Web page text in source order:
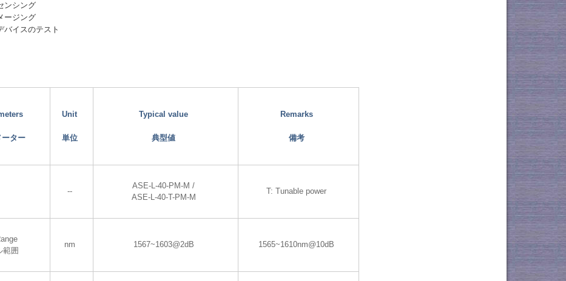
ンシング
ージング
バイスのテスト
ーター
Unit
単位
Typical value
典型値
Remarks
備考
--
ASE-L-40-PM-M /
ASE-L-40-T-PM-M
T: Tunable power
範囲
nm 1567~1603@2dB 1565~1610nm@10dB